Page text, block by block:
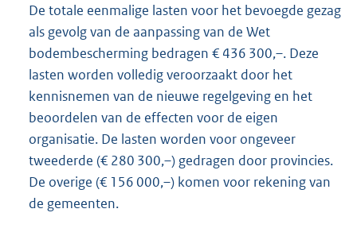
De totale eenmalige lasten voor het bevoegde gezag
als gevolg van de aanpassing van de Wet
bodembescherming bedragen € 436 300,–. Deze
lasten worden volledig veroorzaakt door het
kennisnemen van de nieuwe regelgeving en het
beoordelen van de effecten voor de eigen
organisatie. De lasten worden voor ongeveer
tweederde (€ 280 300,–) gedragen door provincies.
De overige (€ 156 000,–) komen voor rekening van
de gemeenten.